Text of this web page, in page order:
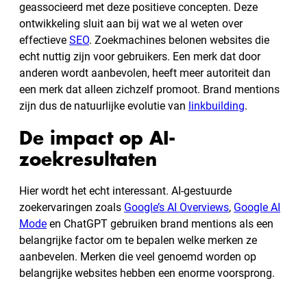
geassocieerd met deze positieve concepten. Deze
ontwikkeling sluit aan bij wat we al weten over
effectieve SEO. Zoekmachines belonen websites die
echt nuttig zijn voor gebruikers. Een merk dat door
anderen wordt aanbevolen, heeft meer autoriteit dan
een merk dat alleen zichzelf promoot. Brand mentions
zijn dus de natuurlijke evolutie van linkbuilding.
De impact op AI-
zoekresultaten
Hier wordt het echt interessant. AI-gestuurde
zoekervaringen zoals Google’s AI Overviews, Google AI
Mode en ChatGPT gebruiken brand mentions als een
belangrijke factor om te bepalen welke merken ze
aanbevelen. Merken die veel genoemd worden op
belangrijke websites hebben een enorme voorsprong.